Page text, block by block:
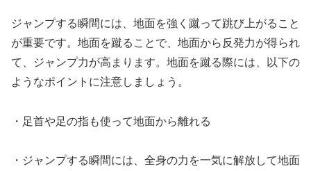
ジャンプする瞬間には、地面を強く蹴って跳び上がること
が重要です。地面を蹴ることで、地面から反発力が得られ
て、ジャンプ力が高まります。地面を蹴る際には、以下の
ようなポイントに注意しましょう。
・足首や足の指も使って地面から離れる
・ジャンプする瞬間には、全身の力を一気に解放して地面